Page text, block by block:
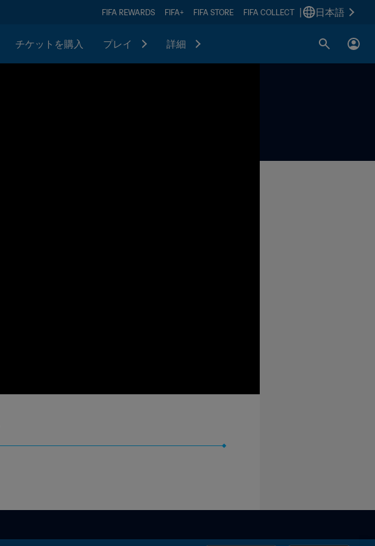
FIFA REWARDS FIFA+ FIFA STORE FIFA COLLECT 日本語
チケットを購入 プレイ 詳細